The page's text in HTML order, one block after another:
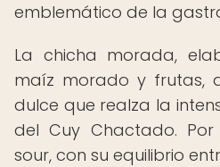
emblemático de la
La chicha morada,
maíz morado y frutas,
dulce que realza la
del Cuy Chactado.
sour, con su equilibrio